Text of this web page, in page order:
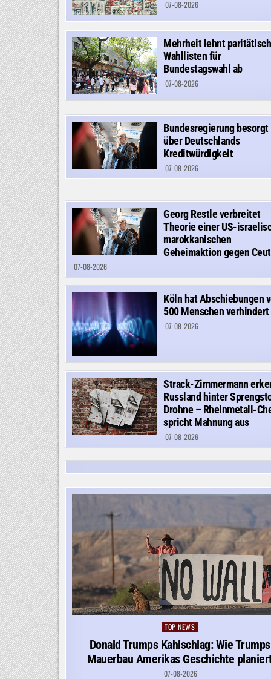
07-08-2026
Mehrheit lehnt
Wahllisten für
Bundestagswahl ab
07-08-2026
Bundesregierung besorgt
über Deutschlands
Kreditwürdigkeit
07-08-2026
Georg Restle verbreitet
Theorie einer US-
marokkanischen
Geheimaktion gegen
07-08-2026
Köln hat Abschiebungen
500 Menschen verhindert
07-08-2026
Strack-Zimmermann
Russland hinter
Drohne – Rheinmetall-
spricht Mahnung aus
07-08-2026
Posted
in
TOP-NEWS
Donald Trumps Kahlschlag: Wie Trumps
Mauerbau Amerikas Geschichte
07-08-2026